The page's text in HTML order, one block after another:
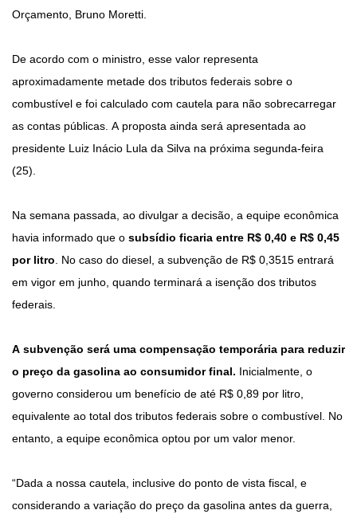
Orçamento, Bruno Moretti.
De acordo com o ministro, esse valor representa
aproximadamente metade dos tributos federais sobre o
combustível e foi calculado com cautela para não sobrecarregar
as contas públicas. A proposta ainda será apresentada ao
presidente Luiz Inácio Lula da Silva na próxima segunda-feira
(25).
Na semana passada, ao divulgar a decisão, a equipe econômica
havia informado que o subsídio ficaria entre R$ 0,40 e R$ 0,45
por litro. No caso do diesel, a subvenção de R$ 0,3515 entrará
em vigor em junho, quando terminará a isenção dos tributos
federais.
A subvenção será uma compensação temporária para reduzir
o preço da gasolina ao consumidor final. Inicialmente, o
governo considerou um benefício de até R$ 0,89 por litro,
equivalente ao total dos tributos federais sobre o combustível. No
entanto, a equipe econômica optou por um valor menor.
“Dada a nossa cautela, inclusive do ponto de vista fiscal, e
considerando a variação do preço da gasolina antes da guerra,